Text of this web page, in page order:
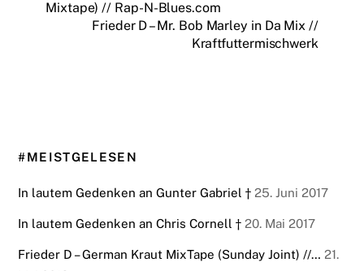
p
o
n
ot t
Mixtape) // Rap-N-Blues.com
Frieder D – Mr. Bob Marley in Da Mix //
Kraftfuttermischwerk
#MEISTGELESEN
In lautem Gedenken an Gunter Gabriel † 25. Juni 2017
In lautem Gedenken an Chris Cornell † 20. Mai 2017
Frieder D – German Kraut MixTape (Sunday Joint) //… 21.